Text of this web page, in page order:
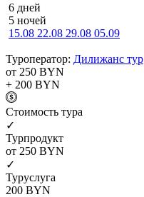
6 дней
5 ночей
15.08 22.08 29.08 05.09
Туроператор: Дилижанс тур
от 250 BYN
+ 200 BYN
Cтоимость тура
✓
Турпродукт
от 250 BYN
✓
Туруслуга
200 BYN